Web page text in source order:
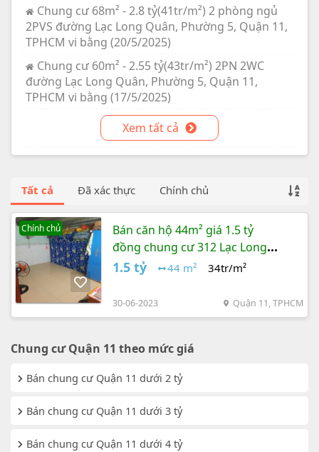
Chung cư 68m² - 2.8 tỷ(41tr/m²) 2 phòng ngủ
2PVS đường Lạc Long Quân, Phường 5, Quận 11,
TPHCM vi bằng (20/5/2025)
Chung cư 60m² - 2.55 tỷ(43tr/m²) 2PN 2WC
đường Lạc Long Quân, Phường 5, Quận 11,
TPHCM vi bằng (17/5/2025)
Xem tất cả
Tất cả Đã xác thực Chính chủ
Chính chủ
Bán căn hộ 44m² giá 1.5 tỷ
đồng chung cư 312 Lạc Long
Quân lô A quận 11 chính chủ SHR
1.5 tỷ 44 m² 34tr/m²
30-06-2023 Quận 11, TPHCM
Chung cư Quận 11 theo mức giá
Bán chung cư Quận 11 dưới 2 tỷ
Bán chung cư Quận 11 dưới 3 tỷ
Bán chung cư Quận 11 dưới 4 tỷ